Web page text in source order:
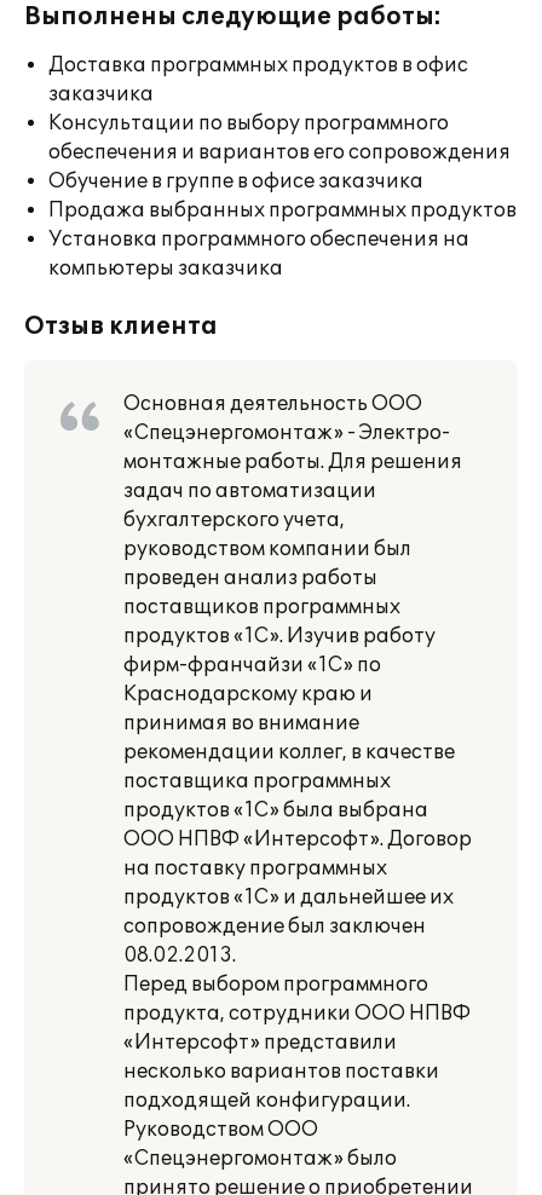
Выполнены следующие работы:
Доставка программных продуктов в офис
заказчика
Консультации по выбору программного
обеспечения и вариантов его сопровождения
Обучение в группе в офисе заказчика
Продажа выбранных программных продуктов
Установка программного обеспечения на
компьютеры заказчика
Отзыв клиента
Основная деятельность ООО
«Спецэнергомонтаж» - Электро-
монтажные работы. Для решения
задач по автоматизации
бухгалтерского учета,
руководством компании был
проведен анализ работы
поставщиков программных
продуктов «1С». Изучив работу
фирм-франчайзи «1С» по
Краснодарскому краю и
принимая во внимание
рекомендации коллег, в качестве
поставщика программных
продуктов «1С» была выбрана
ООО НПВФ «Интерсофт». Договор
на поставку программных
продуктов «1С» и дальнейшее их
сопровождение был заключен
08.02.2013.
Перед выбором программного
продукта, сотрудники ООО НПВФ
«Интерсофт» представили
несколько вариантов поставки
подходящей конфигурации.
Руководством ООО
«Спецэнергомонтаж» было
принято решение о приобретении